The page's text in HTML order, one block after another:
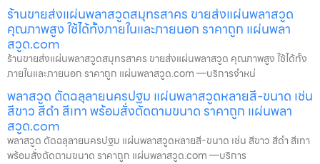
ร้านขายส่งแผ่นพลาสวูดสมุทรสาคร ขายส่งแผ่นพลาสวูด
คุณภาพสูง ใช้ได้ทั้งภายในและภายนอก ราคาถูก แผ่นพลา
สวูด.com
ร้านขายส่งแผ่นพลาสวูดสมุทรสาคร ขายส่งแผ่นพลาสวูด คุณภาพสูง ใช้ได้ทั้ง
ภายในและภายนอก ราคาถูก แผ่นพลาสวูด.com —บริการจำหน่
พลาสวูด ตัดฉลุลายนครปฐม แผ่นพลาสวูดหลายสี-ขนาด เช่น
สีขาว สีดำ สีเทา พร้อมสั่งตัดตามขนาด ราคาถูก แผ่นพลา
สวูด.com
พลาสวูด ตัดฉลุลายนครปฐม แผ่นพลาสวูดหลายสี-ขนาด เช่น สีขาว สีดำ สีเทา
พร้อมสั่งตัดตามขนาด ราคาถูก แผ่นพลาสวูด.com —บริการ